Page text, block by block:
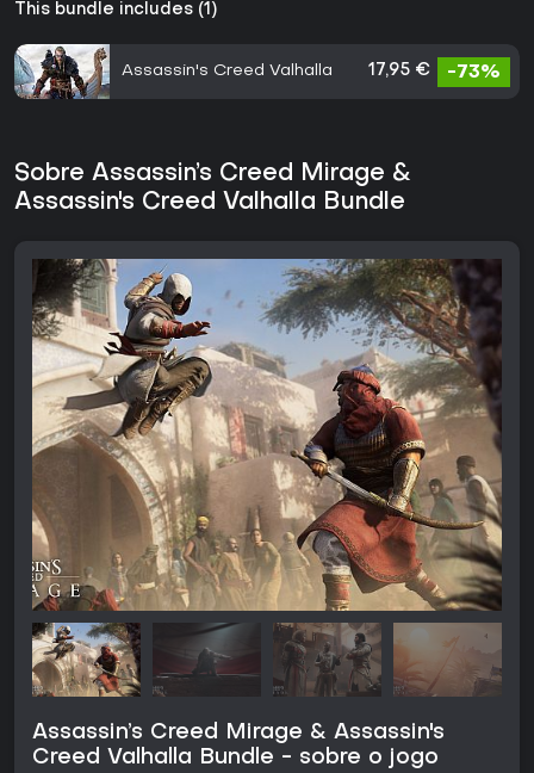
This bundle includes (1)
Assassin's Creed Valhalla 17,95 € -73%
Sobre Assassin’s Creed Mirage &
Assassin's Creed Valhalla Bundle
Assassin’s Creed Mirage & Assassin's
Creed Valhalla Bundle - sobre o jogo